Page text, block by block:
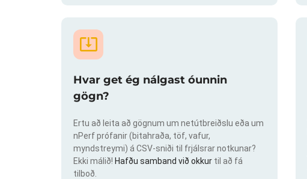
Hvar get ég nálgast óunnin
gögn?
Ertu að leita að gögnum um netútbreiðslu eða um
nPerf prófanir (bitahraða, töf, vafur,
myndstreymi) á CSV-sniði til frjálsrar notkunar?
Ekki málið! Hafðu samband við okkur til að fá
tilboð.